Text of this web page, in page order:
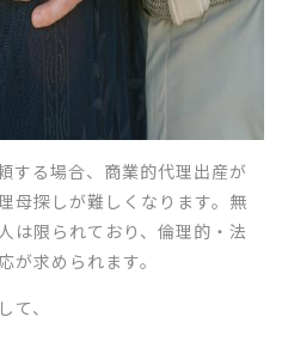
する場合、商業的代理出産が
母探しが難しくなります。無
は限られており、倫理的・法
が求められます。
、